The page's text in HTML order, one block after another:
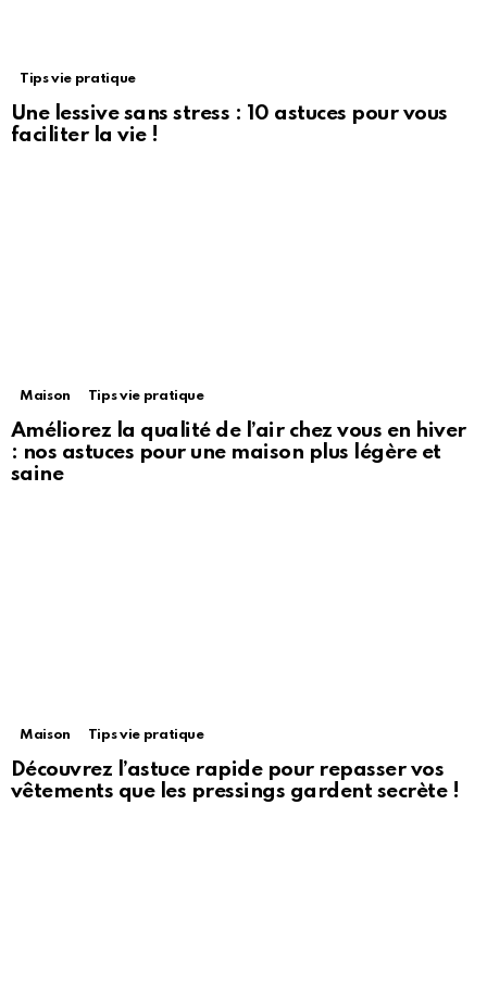
Tips vie pratique
Une lessive sans stress : 10 astuces pour vous
faciliter la vie !
Maison Tips vie pratique
Améliorez la qualité de l’air chez vous en hiver
: nos astuces pour une maison plus légère et
saine
Maison Tips vie pratique
Découvrez l’astuce rapide pour repasser vos
vêtements que les pressings gardent secrète !